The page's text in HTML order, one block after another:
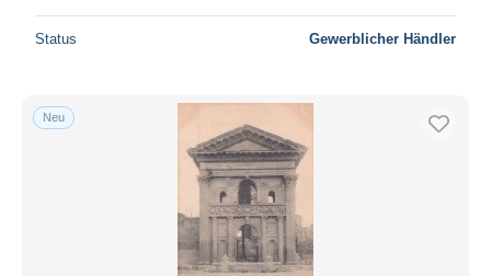
Status Gewerblicher Händler
Neu